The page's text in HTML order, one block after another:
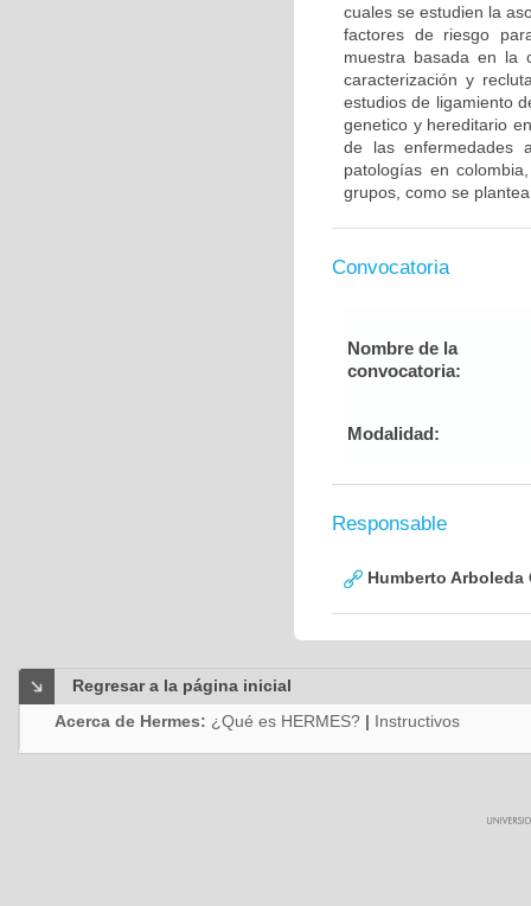
cuales se estudien la
factores de riesgo
muestra basada en la
caracterización y
estudios de ligamiento
genetico y hereditario
de las enfermedades
patologías en
grupos, como se
Convocatoria
Nombre de la
convocatoria:
Modalidad:
Responsable
Humberto Arboleda
Regresar a la página inicial
Acerca de Hermes: ¿Qué es HERMES? | Instructivos